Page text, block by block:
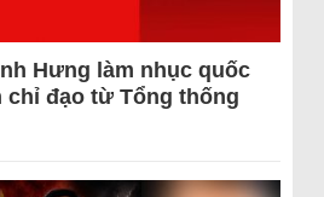
Hưng làm nhục quốc
chỉ đạo từ Tổng thống